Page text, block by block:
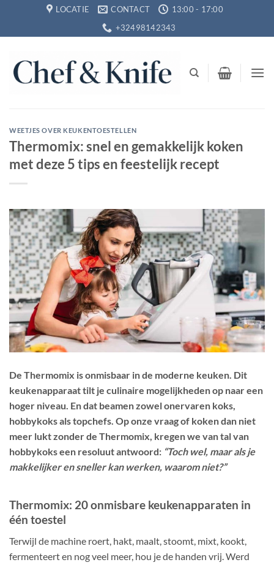
inhoud
LOCATIE CONTACT
13:00 - 17:00
+32498142343
WEETJES OVER KEUKENTOESTELLEN
Thermomix: snel en gemakkelijk koken
met deze 5 tips en feestelijk recept
De Thermomix is onmisbaar in de moderne keuken. Dit
keukenapparaat tilt je culinaire mogelijkheden op naar een
hoger niveau. En dat beamen zowel onervaren koks,
hobbykoks als topchefs. Op onze vraag of koken dan niet
meer lukt zonder de Thermomix, kregen we van tal van
hobbykoks een resoluut antwoord: “Toch wel, maar als je
makkelijker en sneller kan werken, waarom niet?”
Thermomix: 20 onmisbare keukenapparaten in
één toestel
Terwijl de machine roert, hakt, maalt, stoomt, mixt, kookt,
fermenteert en nog veel meer, hou je de handen vrij. Werd